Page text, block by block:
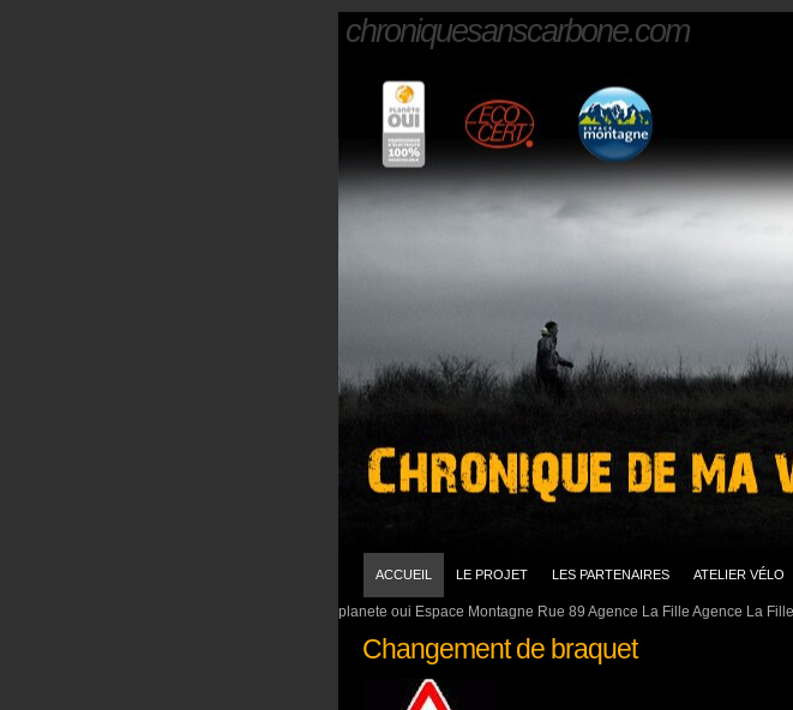
chroniquesanscarbone.com
planete oui Espace Montagne Rue 89 Agence La Fille Agence La Fille
ACCUEIL LE PROJET LES PARTENAIRES ATELIER VÉLO
Changement de braquet